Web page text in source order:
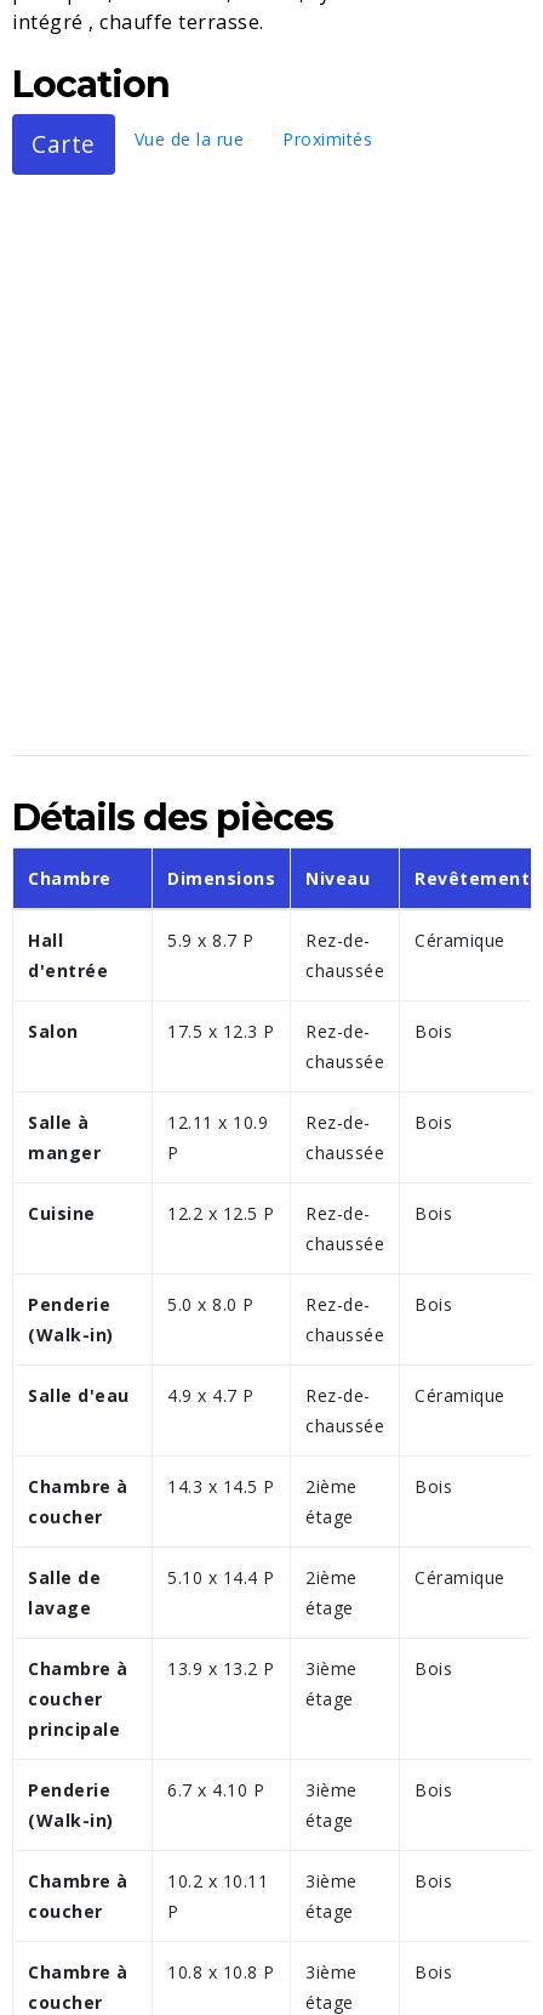
intégré , chauffe terrasse.
Location
Carte Vue de la rue Proximités
Détails des pièces
Chambre Dimensions Niveau Revêtement
Hall
d'entrée
5.9 x 8.7 P
Rez-de-
chaussée
Céramique
Salon 17.5 x 12.3 P
Rez-de-
chaussée
Bois
Salle à
manger
12.11 x 10.9
P
Rez-de-
chaussée
Bois
Cuisine 12.2 x 12.5 P
Rez-de-
chaussée
Bois
Penderie
(Walk-in)
5.0 x 8.0 P
Rez-de-
chaussée
Bois
Salle d'eau 4.9 x 4.7 P
Rez-de-
chaussée
Céramique
Chambre à
coucher
14.3 x 14.5 P
2ième
étage
Bois
Salle de
lavage
5.10 x 14.4 P
2ième
étage
Céramique
Chambre à
coucher
principale
13.9 x 13.2 P
3ième
étage
Bois
Penderie
(Walk-in)
6.7 x 4.10 P
3ième
étage
Bois
Chambre à
coucher
10.2 x 10.11
P
3ième
étage
Bois
Chambre à
coucher
10.8 x 10.8 P
3ième
étage
Bois